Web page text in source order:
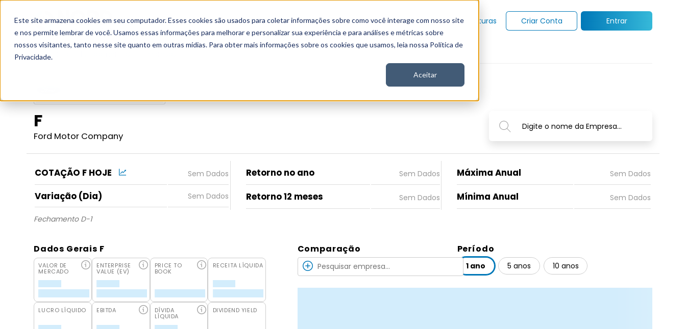
Este site armazena cookies em seu computador. Esses cookies são usados para coletar informações sobre como você interage com nosso site
e nos permite lembrar de você. Usamos essas informações para melhorar e personalizar sua experiência e para análises e métricas sobre
nossos visitantes, tanto nesse site quanto em outras mídias. Para obter mais informações sobre os cookies que usamos, leia nossa Política de
Privacidade.
Aceitar
Grupo Nord Seja Nord Gratuito Analítica Notícias Assinaturas Criar Conta Entrar
F
Ford Motor Company
Digite o nome da Empresa...
COTAÇÃO F HOJE
Variação (Dia)
Retorno no ano
Retorno 12 meses
Máxima Anual
Mínima Anual
Fechamento D-1
Dados Gerais F
VALOR DE
MERCADO
ENTERPRISE
VALUE (EV)
PRICE TO
BOOK
RECEITA LÍQUIDA
LUCRO LÍQUIDO EBITDA DÍVIDA
LÍQUIDA
DIVIDEND YIELD
Comparação Período
1 ano 5 anos 10 anos